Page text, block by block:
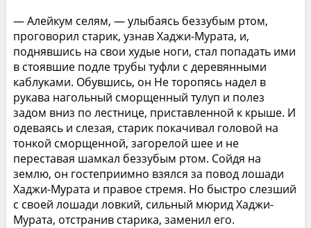
— Алейкум селям, — улыбаясь беззубым ртом,
проговорил старик, узнав Хаджи-Мурата, и,
поднявшись на свои худые ноги, стал попадать ими
в стоявшие подле трубы туфли с деревянными
каблуками. Обувшись, он Не торопясь надел в
рукава нагольный сморщенный тулуп и полез
задом вниз по лестнице, приставленной к крыше. И
одеваясь и слезая, старик покачивал головой на
тонкой сморщенной, загорелой шее и не
переставая шамкал беззубым ртом. Сойдя на
землю, он гостеприимно взялся за повод лошади
Хаджи-Мурата и правое стремя. Но быстро слезший
с своей лошади ловкий, сильный мюрид Хаджи-
Мурата, отстранив старика, заменил его.